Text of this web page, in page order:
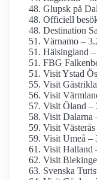
Glupsk på
Officiell
Destination
Värnamo –
Hälsingland
FBG
Visit Ystad
Visit
Visit
Visit Öland –
Visit Dalarna
Visit Västerås
Visit Umeå –
Visit Halland
Visit
Svenska